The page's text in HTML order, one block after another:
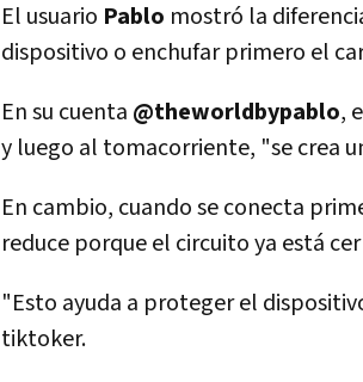
El usuario Pablo mostró la
dispositivo o enchufar primero el
En su cuenta @theworldbypablo,
y luego al tomacorriente, "se crea
En cambio, cuando se conecta
reduce porque el circuito ya está
"Esto ayuda a proteger el
tiktoker.